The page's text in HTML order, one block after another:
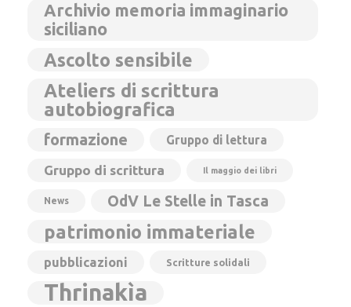
Archivio memoria immaginario
siciliano
Ascolto sensibile
Ateliers di scrittura
autobiografica
formazione Gruppo di lettura
Gruppo di scrittura Il maggio dei libri
News OdV Le Stelle in Tasca
patrimonio immateriale
pubblicazioni Scritture solidali
Thrinakìa